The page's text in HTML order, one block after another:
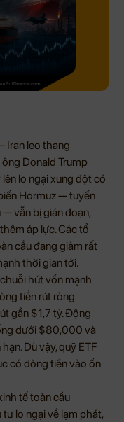
Iran leo thang
Donald Trump
lo ngại xung đột có
Hormuz — tuyến
vẫn bị gián đoạn,
áp lực. Các tổ
cầu đang giảm rất
thời gian tới.
hút vốn mạnh
tiền rút ròng
gần $1,7 tỷ. Động
dưới $80,000 và
Dù vậy, quỹ ETF
có dòng tiền vào ổn
tế toàn cầu
lo ngại về lạm phát,